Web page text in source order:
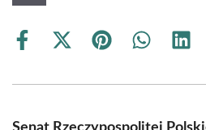
Share
Share
(Twitter)
Share Share